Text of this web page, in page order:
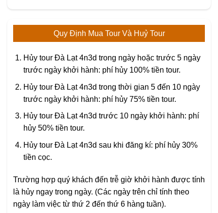
Quy Định Mua Tour Và Huỷ Tour
Hủy tour Đà Lạt 4n3d trong ngày hoặc trước 5 ngày
trước ngày khởi hành: phí hủy 100% tiền tour.
Hủy tour Đà Lạt 4n3d trong thời gian 5 đến 10 ngày
trước ngày khởi hành: phí hủy 75% tiền tour.
Hủy tour Đà Lạt 4n3d trước 10 ngày khởi hành: phí
hủy 50% tiền tour.
Hủy tour Đà Lạt 4n3d sau khi đăng kí: phí hủy 30%
tiền cọc.
Trường hợp quý khách đến trễ giờ khởi hành được tính
là hủy ngay trong ngày. (Các ngày trên chỉ tính theo
ngày làm việc từ thứ 2 đến thứ 6 hàng tuần).